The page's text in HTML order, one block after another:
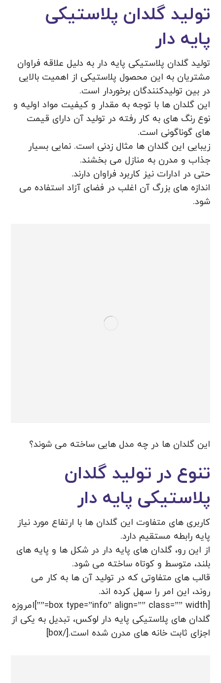
تولید گلدان پلاستیکی
پایه دار
تولید گلدان پلاستیکی پایه دار به دلیل علاقه فراوان
مشتریان به این محصول پلاستیکی از اهمیت بالایی
در بین تولیدکنندگان برخوردار است.
این گلدان ها با توجه به مقدار و کیفیت مواد اولیه و
نوع رنگ های به کار رفته در تولید آن دارای قیمت
های گوناگونی است.
زیبایی این گلدان ها مثال زدنی است. نمایی بسیار
جذاب و مدرن به منازل می بخشند.
حتی در ادارات نیز کاربرد فراوان دارند.
اندازه های بزرگ آن اغلب در فضای آزاد استفاده می
شود.
این گلدان ها در چه مدل هایی ساخته می شوند؟
تنوع در تولید گلدان
پلاستیکی پایه دار
کاربری های متفاوت این گلدان ها با ارتفاع مورد نیاز
پایه رابطه مستقیم دارد.
از این رو، گلدان های پایه دار در شکل ها و پایه های
بلند، متوسط و کوتاه ساخته می شود.
قالب های متفاوتی که در تولید آن ها به کار می
روند، این امر را سهل کرده اند.
[box type=”info” align=”” class=”” width=””]امروزه
گلدان های پلاستیکی پایه دار لوکس، تبدیل به یکی از
اجزای ثابت خانه های مدرن شده است.[/box]